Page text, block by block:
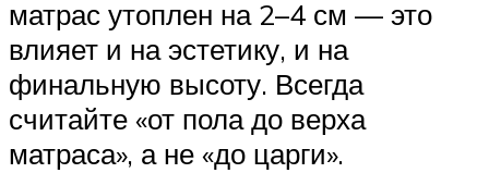
матрас утоплен на 2–4 см — это
влияет и на эстетику, и на
финальную высоту. Всегда
считайте «от пола до верха
матраса», а не «до царги».